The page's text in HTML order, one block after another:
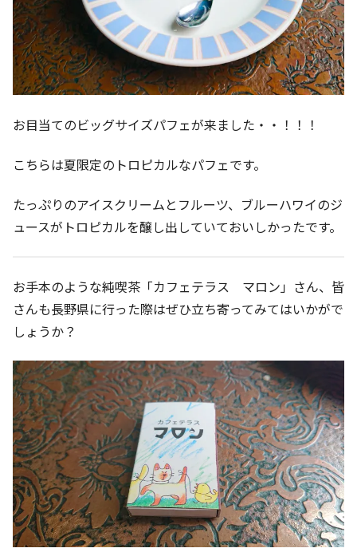
お目当てのビッグサイズパフェが来ました・・！！！
こちらは夏限定のトロピカルなパフェです。
たっぷりのアイスクリームとフルーツ、ブルーハワイのジ
ュースがトロピカルを醸し出していておいしかったです。
お手本のような純喫茶「カフェテラス マロン」さん、皆
さんも長野県に行った際はぜひ立ち寄ってみてはいかがで
しょうか？